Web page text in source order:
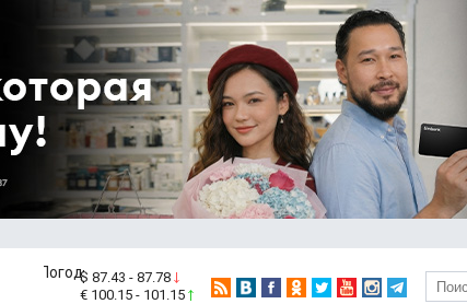
$ 87.43 - 87.78
€ 100.15 - 101.15